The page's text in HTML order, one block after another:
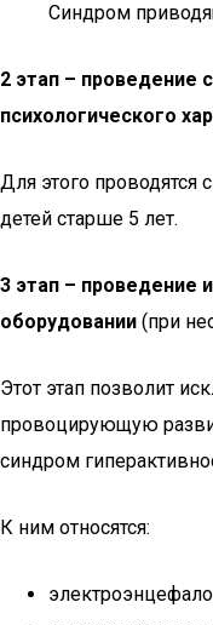
Синдром
2 этап – проведение
психологического
Для этого проводятся
детей старше 5 лет.
3 этап – проведение
оборудовании (при
Этот этап позволит
провоцирующую
синдром
К ним относятся: